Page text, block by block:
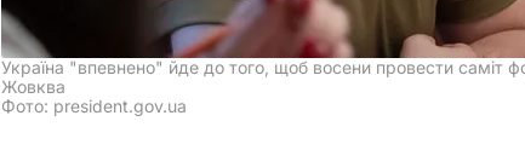
Україна "впевнено" йде до того, щоб восени провести саміт
Жовква
Фото: president.gov.ua